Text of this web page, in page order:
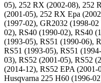
05), 252 RX (2002-08), 252
(2001-05), 252 RX Epa
(1997-02), GR2032 (1998-
02), RS40 (1990-02), RS40
(1993-05), RS51 (1990-06),
RS51 (1993-05), RS51
03), RS52 (2001-05), RS52
(2014-12), RS52 EPA (2001-
Husqvarna 225 H60 (1996-